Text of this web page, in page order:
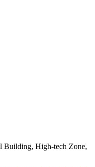
Building, High-tech Zone,